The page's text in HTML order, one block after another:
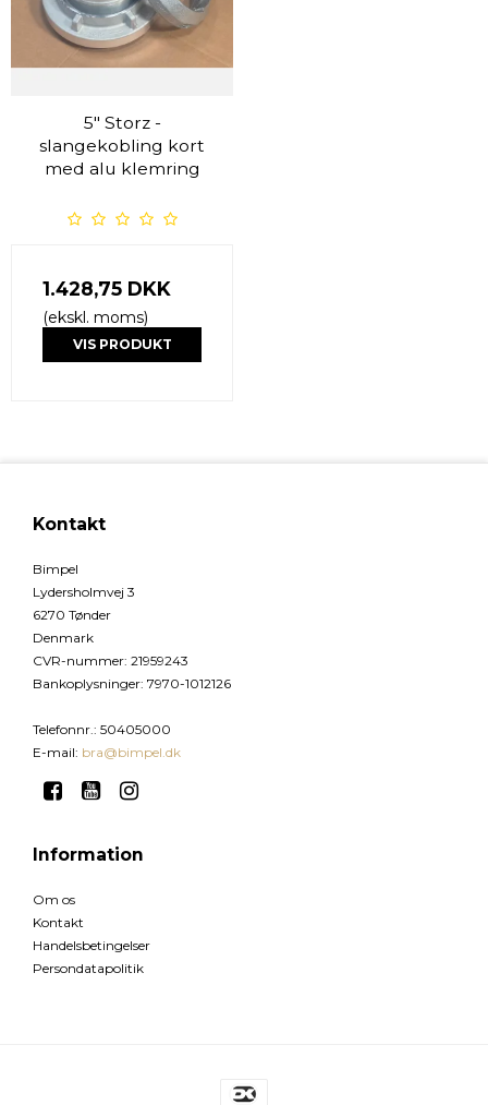
5" Storz -
slangekobling kort
med alu klemring
1.428,75 DKK
(ekskl. moms)
VIS PRODUKT
Kontakt
Bimpel
Lydersholmvej 3
6270 Tønder
Denmark
CVR-nummer: 21959243
Bankoplysninger: 7970-1012126
Telefonnr.: 50405000
E-mail: bra@bimpel.dk
Information
Om os
Kontakt
Handelsbetingelser
Persondatapolitik